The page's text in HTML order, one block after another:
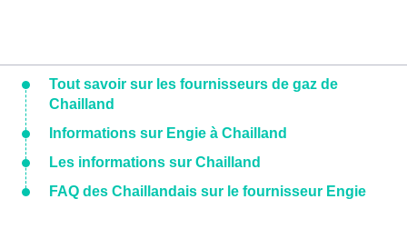
Tout savoir sur les fournisseurs de gaz de
Chailland
Informations sur Engie à Chailland
Les informations sur Chailland
FAQ des Chaillandais sur le fournisseur Engie